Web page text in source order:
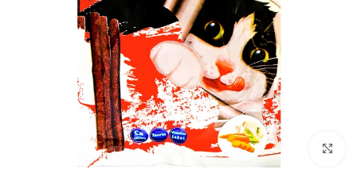
برای بزرگنمایی کلیک کنید